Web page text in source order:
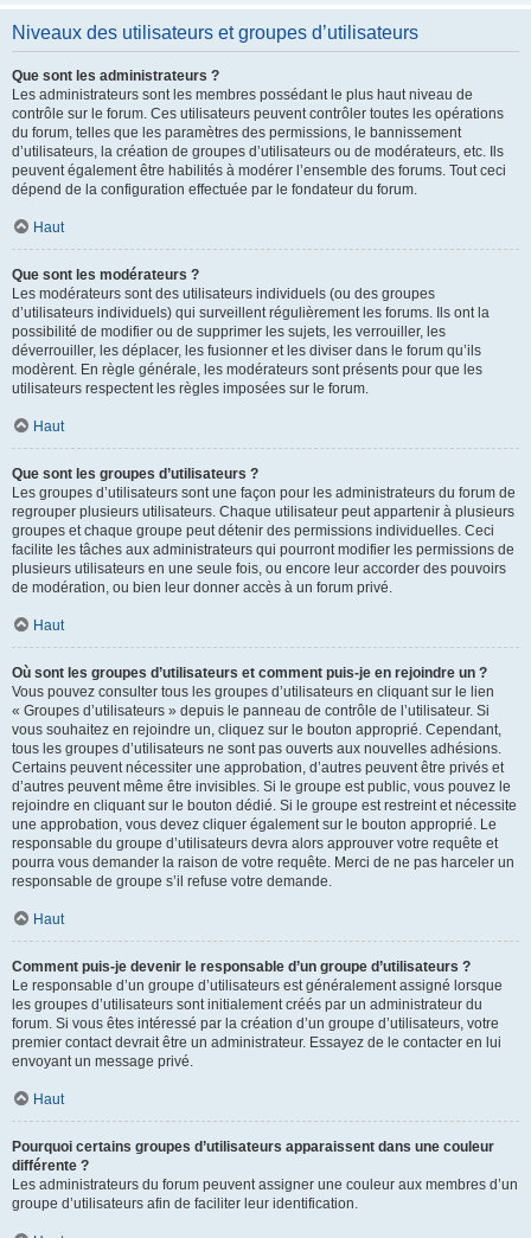
Niveaux des utilisateurs et groupes d’utilisateurs
Que sont les administrateurs ?
Les administrateurs sont les membres possédant le plus haut niveau de
contrôle sur le forum. Ces utilisateurs peuvent contrôler toutes les opérations
du forum, telles que les paramètres des permissions, le bannissement
d’utilisateurs, la création de groupes d’utilisateurs ou de modérateurs, etc. Ils
peuvent également être habilités à modérer l’ensemble des forums. Tout ceci
dépend de la configuration effectuée par le fondateur du forum.
Haut
Que sont les modérateurs ?
Les modérateurs sont des utilisateurs individuels (ou des groupes
d’utilisateurs individuels) qui surveillent régulièrement les forums. Ils ont la
possibilité de modifier ou de supprimer les sujets, les verrouiller, les
déverrouiller, les déplacer, les fusionner et les diviser dans le forum qu’ils
modèrent. En règle générale, les modérateurs sont présents pour que les
utilisateurs respectent les règles imposées sur le forum.
Haut
Que sont les groupes d’utilisateurs ?
Les groupes d’utilisateurs sont une façon pour les administrateurs du forum de
regrouper plusieurs utilisateurs. Chaque utilisateur peut appartenir à plusieurs
groupes et chaque groupe peut détenir des permissions individuelles. Ceci
facilite les tâches aux administrateurs qui pourront modifier les permissions de
plusieurs utilisateurs en une seule fois, ou encore leur accorder des pouvoirs
de modération, ou bien leur donner accès à un forum privé.
Haut
Où sont les groupes d’utilisateurs et comment puis-je en rejoindre un ?
Vous pouvez consulter tous les groupes d’utilisateurs en cliquant sur le lien
« Groupes d’utilisateurs » depuis le panneau de contrôle de l’utilisateur. Si
vous souhaitez en rejoindre un, cliquez sur le bouton approprié. Cependant,
tous les groupes d’utilisateurs ne sont pas ouverts aux nouvelles adhésions.
Certains peuvent nécessiter une approbation, d’autres peuvent être privés et
d’autres peuvent même être invisibles. Si le groupe est public, vous pouvez le
rejoindre en cliquant sur le bouton dédié. Si le groupe est restreint et nécessite
une approbation, vous devez cliquer également sur le bouton approprié. Le
responsable du groupe d’utilisateurs devra alors approuver votre requête et
pourra vous demander la raison de votre requête. Merci de ne pas harceler un
responsable de groupe s’il refuse votre demande.
Haut
Comment puis-je devenir le responsable d’un groupe d’utilisateurs ?
Le responsable d’un groupe d’utilisateurs est généralement assigné lorsque
les groupes d’utilisateurs sont initialement créés par un administrateur du
forum. Si vous êtes intéressé par la création d’un groupe d’utilisateurs, votre
premier contact devrait être un administrateur. Essayez de le contacter en lui
envoyant un message privé.
Haut
Pourquoi certains groupes d’utilisateurs apparaissent dans une couleur
différente ?
Les administrateurs du forum peuvent assigner une couleur aux membres d’un
groupe d’utilisateurs afin de faciliter leur identification.